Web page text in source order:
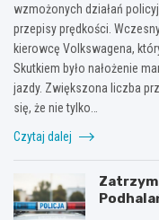
wzmożonych działań
przepisy prędkości.
kierowcę Volkswagena,
Skutkiem było nałożenie
jazdy. Zwiększona liczba
się, że nie tylko…
Czytaj dalej